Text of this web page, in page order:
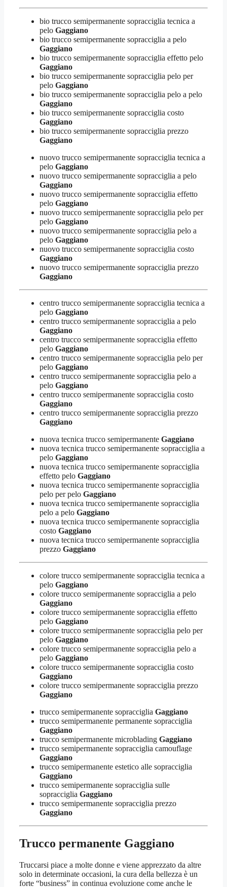
bio trucco semipermanente sopracciglia tecnica a
pelo Gaggiano
bio trucco semipermanente sopracciglia a pelo
Gaggiano
bio trucco semipermanente sopracciglia effetto pelo
Gaggiano
bio trucco semipermanente sopracciglia pelo per
pelo Gaggiano
bio trucco semipermanente sopracciglia pelo a pelo
Gaggiano
bio trucco semipermanente sopracciglia costo
Gaggiano
bio trucco semipermanente sopracciglia prezzo
Gaggiano
nuovo trucco semipermanente sopracciglia tecnica a
pelo Gaggiano
nuovo trucco semipermanente sopracciglia a pelo
Gaggiano
nuovo trucco semipermanente sopracciglia effetto
pelo Gaggiano
nuovo trucco semipermanente sopracciglia pelo per
pelo Gaggiano
nuovo trucco semipermanente sopracciglia pelo a
pelo Gaggiano
nuovo trucco semipermanente sopracciglia costo
Gaggiano
nuovo trucco semipermanente sopracciglia prezzo
Gaggiano
centro trucco semipermanente sopracciglia tecnica a
pelo Gaggiano
centro trucco semipermanente sopracciglia a pelo
Gaggiano
centro trucco semipermanente sopracciglia effetto
pelo Gaggiano
centro trucco semipermanente sopracciglia pelo per
pelo Gaggiano
centro trucco semipermanente sopracciglia pelo a
pelo Gaggiano
centro trucco semipermanente sopracciglia costo
Gaggiano
centro trucco semipermanente sopracciglia prezzo
Gaggiano
nuova tecnica trucco semipermanente Gaggiano
nuova tecnica trucco semipermanente sopracciglia a
pelo Gaggiano
nuova tecnica trucco semipermanente sopracciglia
effetto pelo Gaggiano
nuova tecnica trucco semipermanente sopracciglia
pelo per pelo Gaggiano
nuova tecnica trucco semipermanente sopracciglia
pelo a pelo Gaggiano
nuova tecnica trucco semipermanente sopracciglia
costo Gaggiano
nuova tecnica trucco semipermanente sopracciglia
prezzo Gaggiano
colore trucco semipermanente sopracciglia tecnica a
pelo Gaggiano
colore trucco semipermanente sopracciglia a pelo
Gaggiano
colore trucco semipermanente sopracciglia effetto
pelo Gaggiano
colore trucco semipermanente sopracciglia pelo per
pelo Gaggiano
colore trucco semipermanente sopracciglia pelo a
pelo Gaggiano
colore trucco semipermanente sopracciglia costo
Gaggiano
colore trucco semipermanente sopracciglia prezzo
Gaggiano
trucco semipermanente sopracciglia Gaggiano
trucco semipermanente permanente sopracciglia
Gaggiano
trucco semipermanente microblading Gaggiano
trucco semipermanente sopracciglia camouflage
Gaggiano
trucco semipermanente estetico alle sopracciglia
Gaggiano
trucco semipermanente sopracciglia sulle
sopracciglia Gaggiano
trucco semipermanente sopracciglia prezzo
Gaggiano
Trucco permanente Gaggiano
Truccarsi piace a molte donne e viene apprezzato da altre
solo in determinate occasioni, la cura della bellezza è un
forte “business” in continua evoluzione come anche le